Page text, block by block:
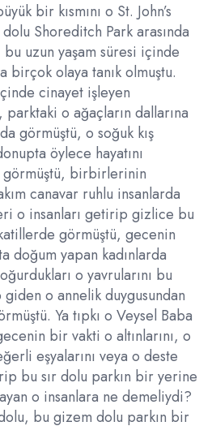
bir kısmını o St. John’s
Shoreditch Park arasında
uzun yaşam süresi içinde
olaya tanık olmuştu.
cinayet işleyen
o ağaçların dallarına
görmüştü, o soğuk kış
öylece hayatını
görmüştü, birbirlerinin
canavar ruhlu insanlarda
o insanları getirip gizlice bu
görmüştü, gecenin
doğum yapan kadınlarda
o yavrularını bu
o annelik duygusundan
Ya tıpkı o Veysel Baba
bir vakti o altınlarını, o
eşyalarını veya o deste
bu sır dolu parkın bir yerine
o insanlara ne demeliydi?
bu gizem dolu parkın bir